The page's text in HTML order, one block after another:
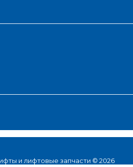
и лифтовые запчасти © 2026